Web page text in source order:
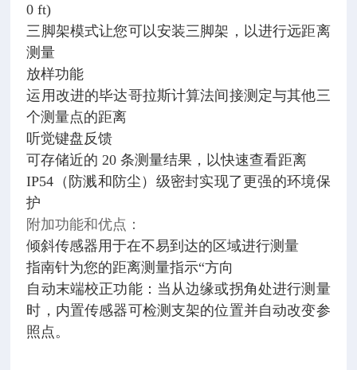
0 ft)
三脚架模式让您可以安装三脚架，以进行远距离
测量
放样功能
运用改进的毕达哥拉斯计算法间接测定与其他三
个测量点的距离
听觉键盘反馈
可存储近的 20 条测量结果，以快速查看距离
IP54（防溅和防尘）级密封实现了更强的环境保
护
附加功能和优点：
倾斜传感器用于在不易到达的区域进行测量
指南针为您的距离测量指示“方向
自动末端校正功能：当从边缘或拐角处进行测量
时，内置传感器可检测支架的位置并自动改变参
照点。